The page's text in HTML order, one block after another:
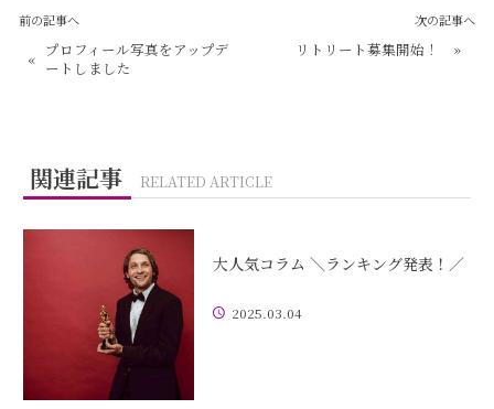
前の記事へ
« プロフィール写真をアップデ
ートしました
次の記事へ
リトリート募集開始！ »
関連記事 RELATED ARTICLE
大人気コラム ＼ランキング発表！／
2025.03.04